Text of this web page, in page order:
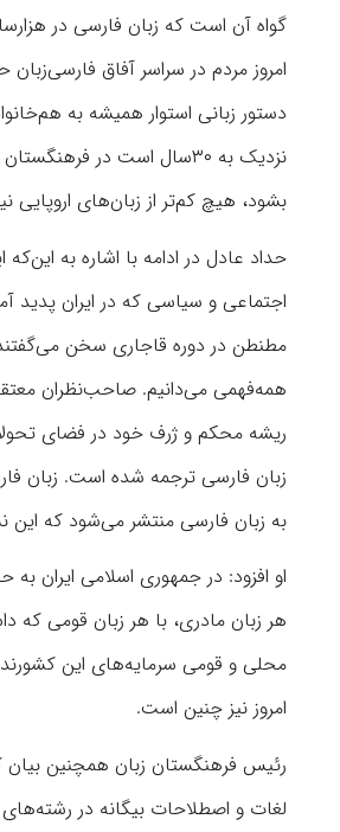
گواه آن است که زبان فارسی در
امروز مردم در سراسر آفاق
دستور زبانی استوار همیشه به
نزدیک به ۳۰سال است در
بشود، هیچ کم‌تر از زبان‌های اروپایی
حداد عادل در ادامه با اشاره به
اجتماعی و سیاسی که در ایران پدید
مطنطن در دوره قاجاری سخن
همه‌فهمی می‌دانیم. صاحب‌نظران
ریشه محکم و ژرف خود در فضای
زبان فارسی ترجمه شده است. زبان
به زبان فارسی منتشر می‌شود که
او افزود: در جمهوری اسلامی ایران
هر زبان مادری، با هر زبان قومی که
محلی و قومی سرمایه‌های این کشورند
امروز نیز چنین است.
لغات و اصطلاحات بیگانه در